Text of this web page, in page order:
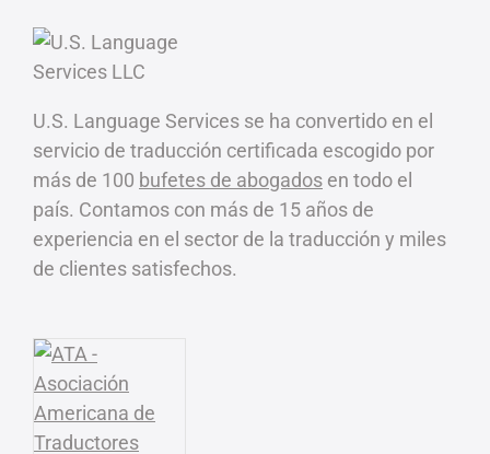
U.S. Language Services se ha convertido en el
servicio de traducción certificada escogido por
más de 100 bufetes de abogados en todo el
país. Contamos con más de 15 años de
experiencia en el sector de la traducción y miles
de clientes satisfechos.